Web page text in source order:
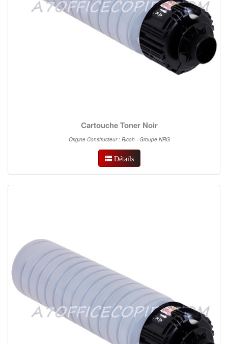
Cartouche Toner Noir
Origine Constructeur : Ricoh - Groupe NRG
Détails